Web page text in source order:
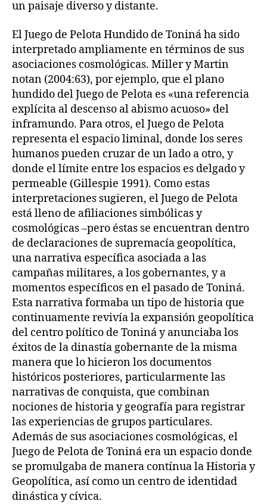
un paisaje diverso y distante.
El Juego de Pelota Hundido de Toniná ha sido
interpretado ampliamente en términos de sus
asociaciones cosmológicas. Miller y Martin
notan (2004:63), por ejemplo, que el plano
hundido del Juego de Pelota es «una referencia
explícita al descenso al abismo acuoso» del
inframundo. Para otros, el Juego de Pelota
representa el espacio liminal, donde los seres
humanos pueden cruzar de un lado a otro, y
donde el límite entre los espacios es delgado y
permeable (Gillespie 1991). Como estas
interpretaciones sugieren, el Juego de Pelota
está lleno de afiliaciones simbólicas y
cosmológicas –pero éstas se encuentran dentro
de declaraciones de supremacía geopolítica,
una narrativa específica asociada a las
campañas militares, a los gobernantes, y a
momentos específicos en el pasado de Toniná.
Esta narrativa formaba un tipo de historia que
continuamente revivía la expansión geopolítica
del centro político de Toniná y anunciaba los
éxitos de la dinastía gobernante de la misma
manera que lo hicieron los documentos
históricos posteriores, particularmente las
narrativas de conquista, que combinan
nociones de historia y geografía para registrar
las experiencias de grupos particulares.
Además de sus asociaciones cosmológicas, el
Juego de Pelota de Toniná era un espacio donde
se promulgaba de manera contínua la Historia y
Geopolítica, así como un centro de identidad
dinástica y cívica.